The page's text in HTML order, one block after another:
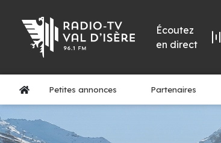
Écoutez
en direct
Petites annonces Partenaires